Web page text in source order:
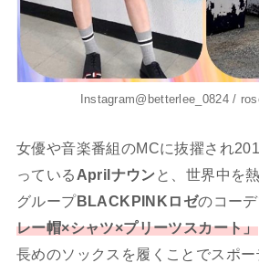
Instagram@betterlee_0824 /
女優や音楽番組のMCに抜擢され
っている Aprilナウン と、世界中を
グループBLACKPINKロゼのコー
レー帽×シャツ×プリーツスカート」
長めのソックスを履くことでスポ